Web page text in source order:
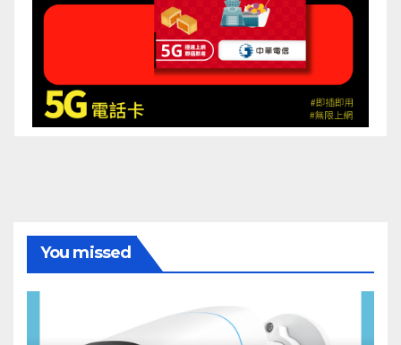
You missed